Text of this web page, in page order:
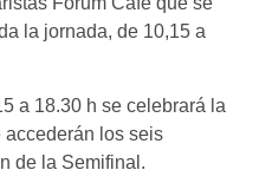
la jornada, de 10,15 a
a 18.30 h se celebrará la
los seis
de la Semifinal.